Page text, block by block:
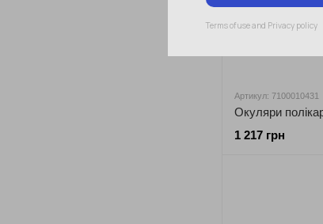
Артикул: 7100010431
1 217 грн